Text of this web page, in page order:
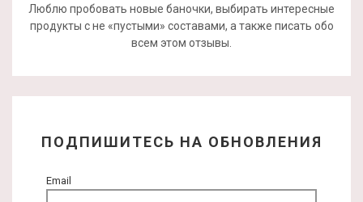
Люблю пробовать новые баночки, выбирать интересные
продукты с не «пустыми» составами, а также писать обо
всем этом отзывы.
ПОДПИШИТЕСЬ НА ОБНОВЛЕНИЯ
Email